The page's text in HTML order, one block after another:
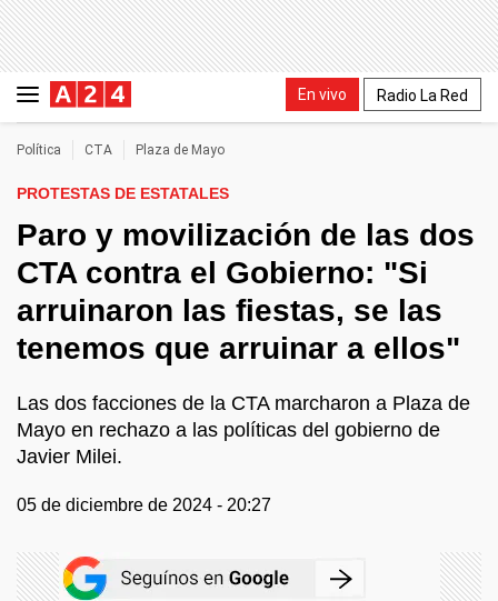
En vivo Radio La Red
Política CTA Plaza de Mayo
PROTESTAS DE ESTATALES
Paro y movilización de las dos
CTA contra el Gobierno: "Si
arruinaron las fiestas, se las
tenemos que arruinar a ellos"
Las dos facciones de la CTA marcharon a Plaza de
Mayo en rechazo a las políticas del gobierno de
Javier Milei.
05 de diciembre de 2024 - 20:27